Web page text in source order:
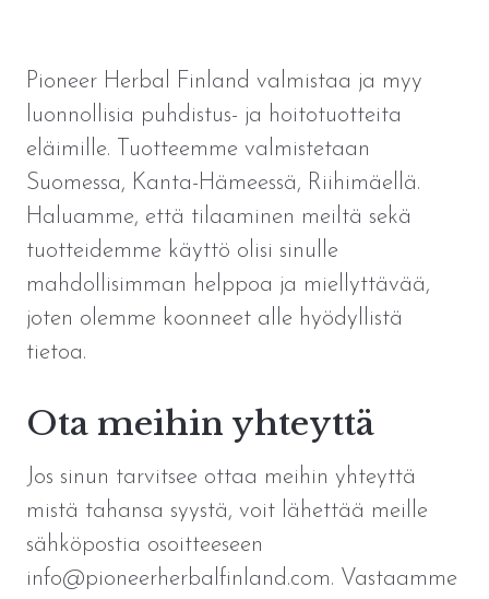
Pioneer Herbal Finland valmistaa ja myy
luonnollisia puhdistus- ja hoitotuotteita
eläimille. Tuotteemme valmistetaan
Suomessa, Kanta-Hämeessä, Riihimäellä.
Haluamme, että tilaaminen meiltä sekä
tuotteidemme käyttö olisi sinulle
mahdollisimman helppoa ja miellyttävää,
joten olemme koonneet alle hyödyllistä
tietoa.
Ota meihin yhteyttä
Jos sinun tarvitsee ottaa meihin yhteyttä
mistä tahansa syystä, voit lähettää meille
sähköpostia osoitteeseen
info@pioneerherbalfinland.com. Vastaamme